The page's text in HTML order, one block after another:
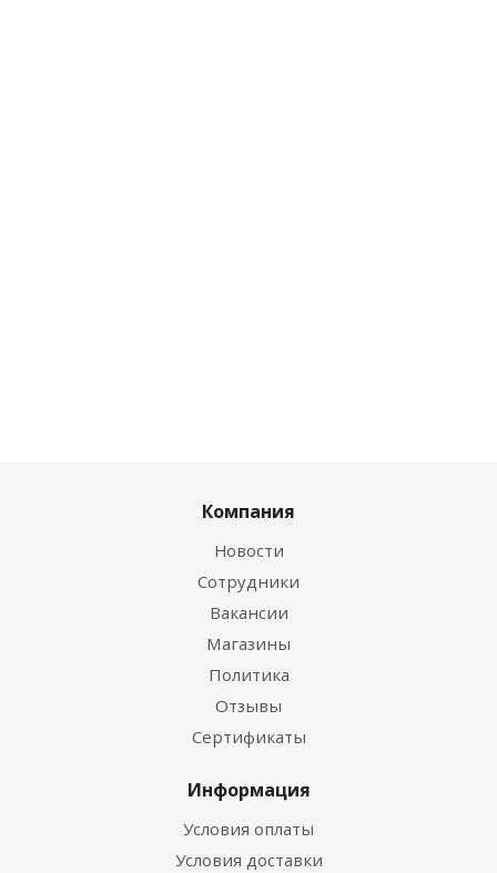
Компания
Новости
Сотрудники
Вакансии
Магазины
Политика
Отзывы
Сертификаты
Информация
Условия оплаты
Условия доставки